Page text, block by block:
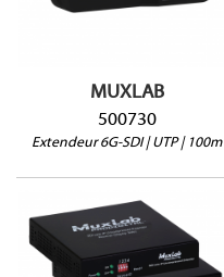
MUXLAB
500730
Extendeur 6G-SDI | UTP | 100m
POE